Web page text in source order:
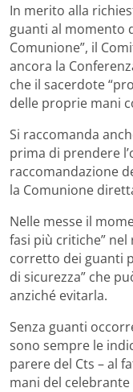
In merito alla
guanti al momento
Comunione”, il
ancora la
che il sacerdote
delle proprie mani
Si raccomanda
prima di prendere
raccomandazione
la Comunione
Nelle messe il
fasi più critiche” nel
corretto dei guanti
di sicurezza” che
anziché evitarla.
Senza guanti
sono sempre le
parere del Cts – al
mani del